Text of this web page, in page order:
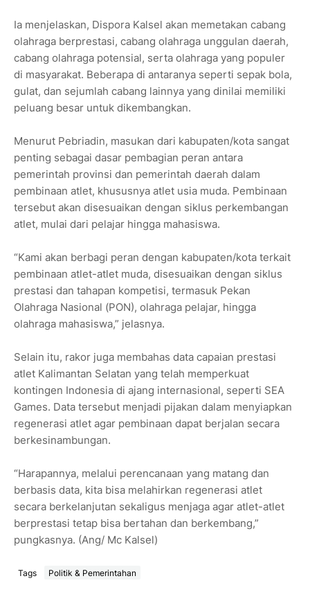
Ia menjelaskan, Dispora Kalsel akan memetakan cabang
olahraga berprestasi, cabang olahraga unggulan daerah,
cabang olahraga potensial, serta olahraga yang populer
di masyarakat. Beberapa di antaranya seperti sepak bola,
gulat, dan sejumlah cabang lainnya yang dinilai memiliki
peluang besar untuk dikembangkan.
Menurut Pebriadin, masukan dari kabupaten/kota sangat
penting sebagai dasar pembagian peran antara
pemerintah provinsi dan pemerintah daerah dalam
pembinaan atlet, khususnya atlet usia muda. Pembinaan
tersebut akan disesuaikan dengan siklus perkembangan
atlet, mulai dari pelajar hingga mahasiswa.
“Kami akan berbagi peran dengan kabupaten/kota terkait
pembinaan atlet-atlet muda, disesuaikan dengan siklus
prestasi dan tahapan kompetisi, termasuk Pekan
Olahraga Nasional (PON), olahraga pelajar, hingga
olahraga mahasiswa,” jelasnya.
Selain itu, rakor juga membahas data capaian prestasi
atlet Kalimantan Selatan yang telah memperkuat
kontingen Indonesia di ajang internasional, seperti SEA
Games. Data tersebut menjadi pijakan dalam menyiapkan
regenerasi atlet agar pembinaan dapat berjalan secara
berkesinambungan.
“Harapannya, melalui perencanaan yang matang dan
berbasis data, kita bisa melahirkan regenerasi atlet
secara berkelanjutan sekaligus menjaga agar atlet-atlet
berprestasi tetap bisa bertahan dan berkembang,”
pungkasnya. (Ang/ Mc Kalsel)
Tags Politik & Pemerintahan